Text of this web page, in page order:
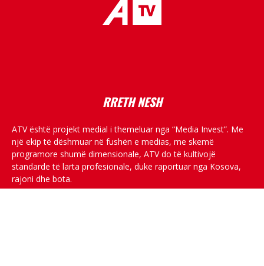
RRETH NESH
ATV është projekt medial i themeluar nga “Media Invest”. Me
një ekip të dëshmuar në fushën e medias, me skemë
programore shumë dimensionale, ATV do të kultivojë
standarde të larta profesionale, duke raportuar nga Kosova,
rajoni dhe bota.